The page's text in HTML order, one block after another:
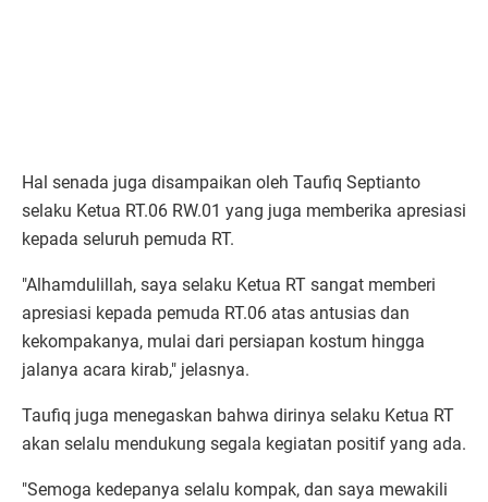
Hal senada juga disampaikan oleh Taufiq Septianto
selaku Ketua RT.06 RW.01 yang juga memberika apresiasi
kepada seluruh pemuda RT.
"Alhamdulillah, saya selaku Ketua RT sangat memberi
apresiasi kepada pemuda RT.06 atas antusias dan
kekompakanya, mulai dari persiapan kostum hingga
jalanya acara kirab," jelasnya.
Taufiq juga menegaskan bahwa dirinya selaku Ketua RT
akan selalu mendukung segala kegiatan positif yang ada.
"Semoga kedepanya selalu kompak, dan saya mewakili